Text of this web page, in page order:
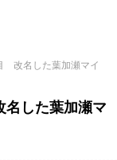
改名した葉加瀬マイ
した葉加瀬マ